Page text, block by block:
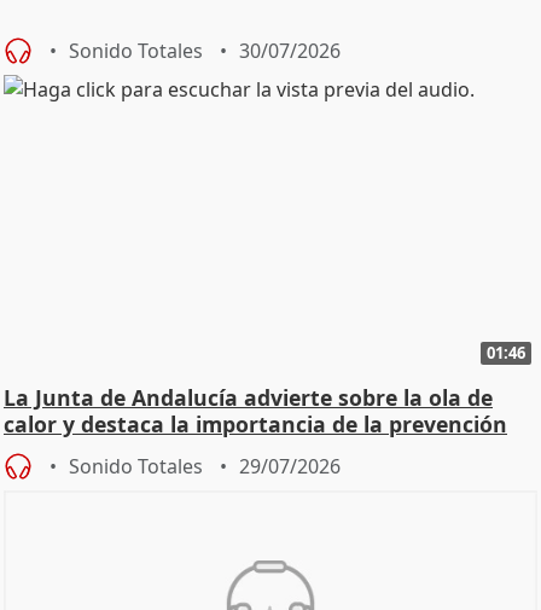
Sonido Totales 30/07/2026
01:46
La Junta de Andalucía advierte sobre la ola de
calor y destaca la importancia de la prevención
Sonido Totales 29/07/2026